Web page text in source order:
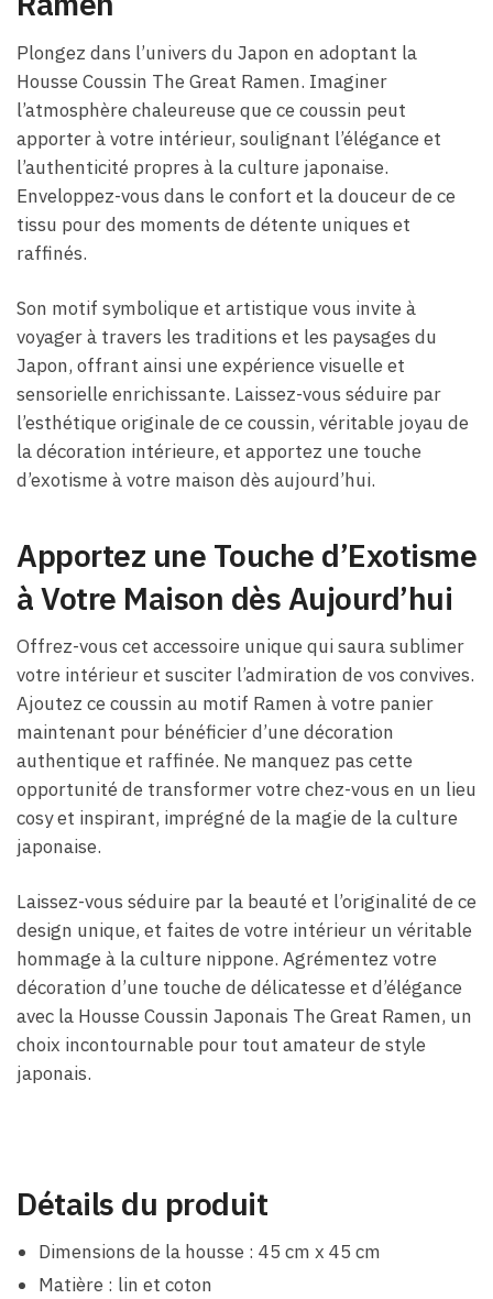
Plongez dans l’univers du Japon en adoptant la
Housse Coussin The Great Ramen. Imaginer
l’atmosphère chaleureuse que ce coussin peut
apporter à votre intérieur, soulignant l’élégance et
l’authenticité propres à la culture japonaise.
Enveloppez-vous dans le confort et la douceur de ce
tissu pour des moments de détente uniques et
raffinés.
Son motif symbolique et artistique vous invite à
voyager à travers les traditions et les paysages du
Japon, offrant ainsi une expérience visuelle et
sensorielle enrichissante. Laissez-vous séduire par
l’esthétique originale de ce coussin, véritable joyau de
la décoration intérieure, et apportez une touche
d’exotisme à votre maison dès aujourd’hui.
Apportez une Touche d’Exotisme
à Votre Maison dès Aujourd’hui
Offrez-vous cet accessoire unique qui saura sublimer
votre intérieur et susciter l’admiration de vos convives.
Ajoutez ce coussin au motif Ramen à votre panier
maintenant pour bénéficier d’une décoration
authentique et raffinée. Ne manquez pas cette
opportunité de transformer votre chez-vous en un lieu
cosy et inspirant, imprégné de la magie de la culture
japonaise.
Laissez-vous séduire par la beauté et l’originalité de ce
design unique, et faites de votre intérieur un véritable
hommage à la culture nippone. Agrémentez votre
décoration d’une touche de délicatesse et d’élégance
avec la Housse Coussin Japonais The Great Ramen, un
choix incontournable pour tout amateur de style
japonais.
Détails du produit
Dimensions de la housse : 45 cm x 45 cm
Matière : lin et coton